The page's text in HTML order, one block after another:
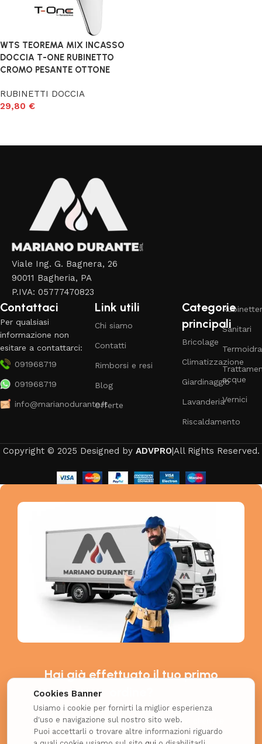
Cookies Banner
Usiamo i cookie per fornirti la miglior esperienza
d'uso e navigazione sul nostro sito web.
Puoi accettarli o trovare altre informazioni riguardo
WTS TEOREMA MIX INCASSO
DOCCIA T-ONE RUBINETTO
CROMO PESANTE OTTONE
RUBINETTI DOCCIA
29,80 €
Viale Ing. G. Bagnera, 26
90011 Bagheria, PA
P.IVA: 05777470823
Contattaci
Per qualsiasi
informazione non
esitare a contattarci:
091968719
091968719
info@marianodurante.it
Link utili
Chi siamo
Contatti
Rimborsi e resi
Blog
Offerte
Categorie
principali
Bricolage
Climatizzazione
Giardinaggio
Lavanderia
Riscaldamento
Sanitari
acque
Vernici
Copyright © 2025 Designed by ADVPRO |All Rights Reserved.
Hai già effettuato il tuo primo
Richiedi il coupon esclusivo per i nuovi clienti e
ottieni uno SCONTO EXTRA!